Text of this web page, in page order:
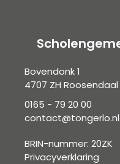
Bovendonk 1
4707 ZH Roosendaal
0165 - 79 20 00
contact@tongerlo.nl
BRIN-nummer: 20ZK
Privacyverklaring